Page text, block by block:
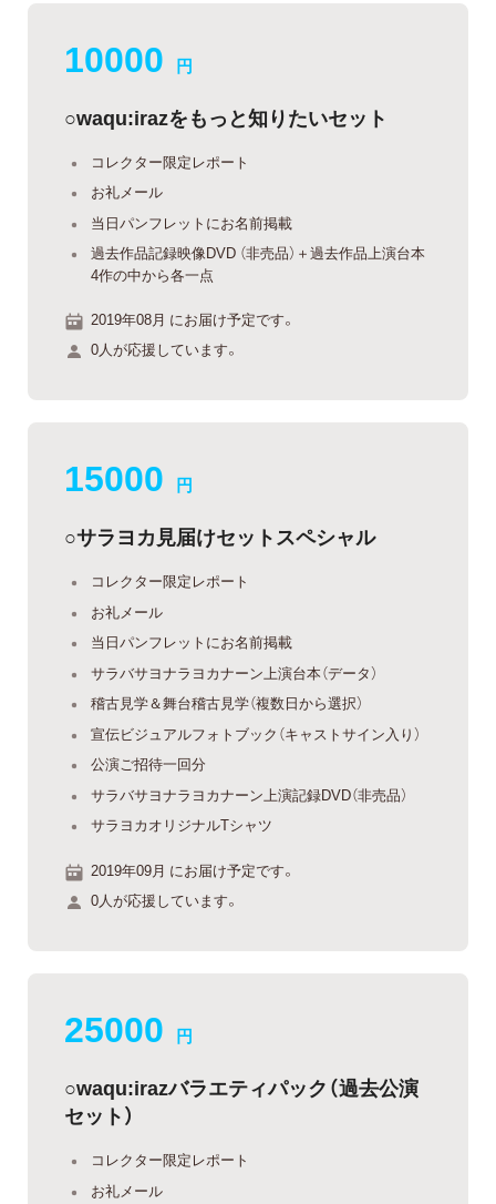
10000 円
○waqu:irazをもっと知りたいセット
コレクター限定レポート
お礼メール
当日パンフレットにお名前掲載
過去作品記録映像DVD （非売品）＋過去作品上演台本
4作の中から各一点
2019年08月 にお届け予定です。
0人が応援しています。
15000 円
○サラヨカ見届けセットスペシャル
コレクター限定レポート
お礼メール
当日パンフレットにお名前掲載
サラバサヨナラヨカナーン上演台本（データ）
稽古見学＆舞台稽古見学（複数日から選択）
宣伝ビジュアルフォトブック（キャストサイン入り）
公演ご招待一回分
サラバサヨナラヨカナーン上演記録DVD（非売品）
サラヨカオリジナルTシャツ
2019年09月 にお届け予定です。
0人が応援しています。
25000 円
○waqu:irazバラエティパック（過去公演
セット）
コレクター限定レポート
お礼メール